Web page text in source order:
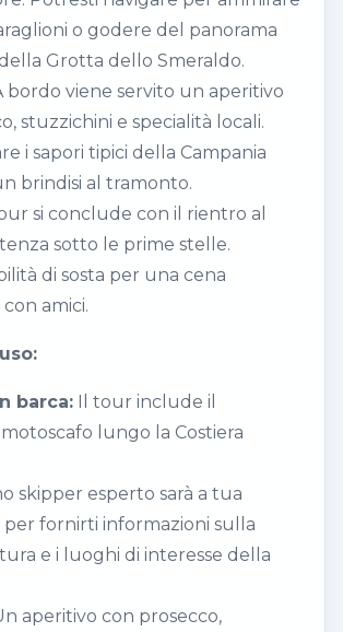
o godere del panorama
Grotta dello Smeraldo.
bordo viene servito un aperitivo
stuzzichini e specialità locali.
i sapori tipici della Campania
brindisi al tramonto.
si conclude con il rientro al
sotto le prime stelle.
di sosta per una cena
amici.
barca: Il tour include il
lungo la Costiera
skipper esperto sarà a tua
per fornirti informazioni sulla
e i luoghi di interesse della
aperitivo con prosecco,